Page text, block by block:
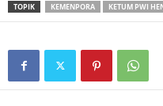
TOPIK KEMENPORA KETUM PWI